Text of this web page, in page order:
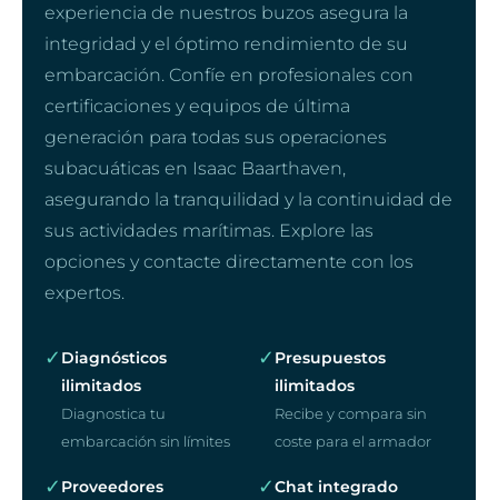
experiencia de nuestros buzos asegura la
integridad y el óptimo rendimiento de su
embarcación. Confíe en profesionales con
certificaciones y equipos de última
generación para todas sus operaciones
subacuáticas en Isaac Baarthaven,
asegurando la tranquilidad y la continuidad de
sus actividades marítimas. Explore las
opciones y contacte directamente con los
expertos.
✓ Diagnósticos
ilimitados
Diagnostica tu
embarcación sin límites
✓ Presupuestos
ilimitados
Recibe y compara sin
coste para el armador
✓ Proveedores
✓Chat integrado